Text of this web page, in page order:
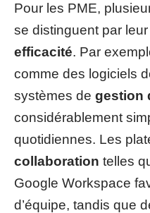
Pour les PME,
se distinguent par leur
efficacité. Par
comme des logiciels
systèmes de gestion
considérablement
quotidiennes. Les
collaboration telles
Google Workspace
d’équipe, tandis que